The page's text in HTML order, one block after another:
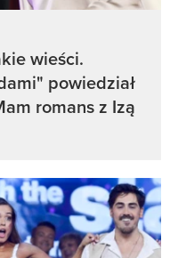
wieści.
powiedział
romans z Izą